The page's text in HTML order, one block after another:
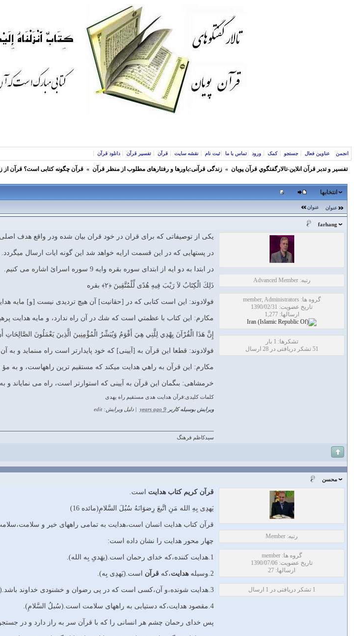
انجمن عناوین فعال جستجو کمک ورود تماس با ما ثبت نام نقشه سایت قرآن تفسیر قرآن دانلود قرآن
تفسير و‌ تدبر قرآن انلاين-تالارگفتگوي قرآن پویان » زندگی قرآنی:باورها و رفتارهای مطلوب از منظر قرآن » قرآن چگونه کتابی است؟ قرآن از
انتخابها
عنوان عنوان
farhang
رتبه: Advanced Member
گروه ها: member, Administrators
تاریخ عضویت: 1390/02/31
ارسالها: 1,277
تشکرها: 1 بار
51 تشکر دریافتی در 28 ارسال
یکی از توصیفاتی که برای قران در خود قران بیان شده ودر واقع هدف
در پستهایی که در این قسمت ارایه خواهد شد این گونه ایات ارسال میگردد.
در ابتدا به دو ایه از ابتدای سوره بقره وایه 9 سوره اسرائ اشاره می کنیم.
ذَلِكَ الْكِتَابُ لاَ رَيْبَ فِيهِ هُدًى لِّلْمُتَّقِينَ ﴿۲﴾ بقره
فولادوند: اين است كتابى كه در [حقانيت] آن هيچ ترديدى نيست [و] مايه
مکارم: اين كتاب با عظمتي است كه شك در آن راه ندارد، و مايه هدايت
إِنَّ هَذَا الْقُرْآنَ يِهْدِي لِلَّتِي هِيَ أَقْوَمُ وَيُبَشِّرُ الْمُؤْمِنِينَ الَّذِينَ يَعْمَلُونَ الصَّالِحَاتِ أَنَّ لَهُمْ
فولادوند: قطعا اين قرآن به [آيينى] كه خود پايدارتر است راه مى‏نمايد و
مکارم: اين قرآن به راهي هدايت مي‏كند كه مستقيم ترين راههاست، و به
خرمشاهی: بى‏گمان اين قرآن به آيينى كه استوارتر است، راه مى‏ نماياند
کلمات کلیدی:قرآن هدایت هدی مستقیم راه یهدی
ویرایش بوسیله کاربر 9 years ago دلیل ویرایش: edit
سیدکاظم فرهنگ
محسن
رتبه: Member
گروه ها: member
تاریخ عضویت: 1390/07/06
ارسالها: 27
1 تشکر دریافتی در 1 ارسال
قرآن کریم کتاب هدایت است.
یَهدِی بِهِ الله مَنِ اتَّبعَ رِضوَانَهُ سُبُلَ السَّلامِ(مائده 16)
قرآن کتاب هدایت انسان است،هدایت به تمامی راههای خیر و
چهار محور هدایت را نشان داده است:
1.هدایت کننده،که خدای رحمان است.(یهَدیِ بِه الله).
2.وسیله هدایت،که قرآن است.(یَهدِی بِه).
3.هدایت شونده،و آن،کسی است که در پی رضوان و خشنودی خداوند باشد.(مَنِ اتَّبعَ رِضوَانَه).
4.مقصود هدایت،که دستیابی به راههای سلامت است.(سُبلُ السَّلامِ).
پس خدای رحمان چشم هر انسانی را که با قرآن سر به راز دارد و در